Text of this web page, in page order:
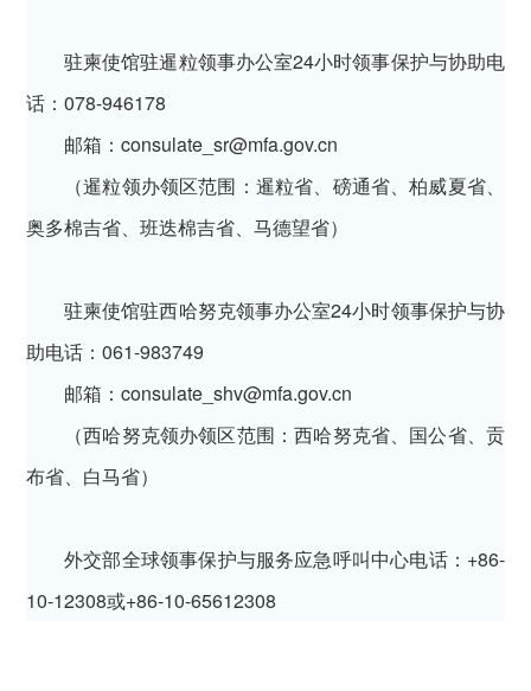
驻柬使馆驻暹粒领事办公室24小时领事保护与协助电
话：078-946178
邮箱：consulate_sr@mfa.gov.cn
（暹粒领办领区范围：暹粒省、磅通省、柏威夏省、
奥多棉吉省、班迭棉吉省、马德望省）
驻柬使馆驻西哈努克领事办公室24小时领事保护与协
助电话：061-983749
邮箱：consulate_shv@mfa.gov.cn
（西哈努克领办领区范围：西哈努克省、国公省、贡
布省、白马省）
外交部全球领事保护与服务应急呼叫中心电话：+86-
10-12308或+86-10-65612308